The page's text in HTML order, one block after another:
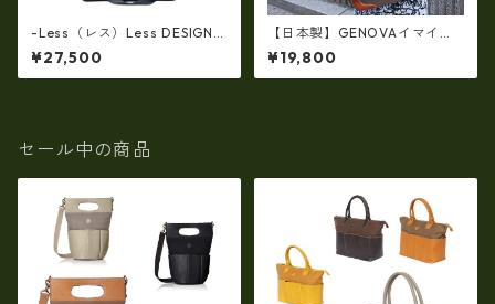
-Less（レス）Less DESIGN
(レスデザイン)ダブルラッセル
ダイヤメッシュx牛革製 Lサ
イズ・ショルダートートバッ
¥27,500
【日本製】GENOVAイマイバ
ッグ（IMAIBAG）牛革ｘナイ
ロン・軽量シュリンクヌメ革
リュック（ゆったり収納☆A
¥19,800
セール中の商品